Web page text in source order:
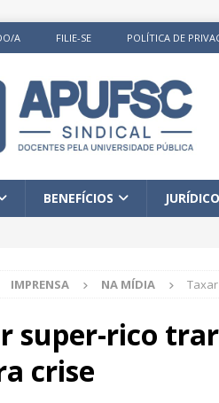
A FILIE-SE POLÍTICA DE
BENEFÍCIOS JURÍDICO
IMPRENSA NA MÍDIA
super-rico
crise